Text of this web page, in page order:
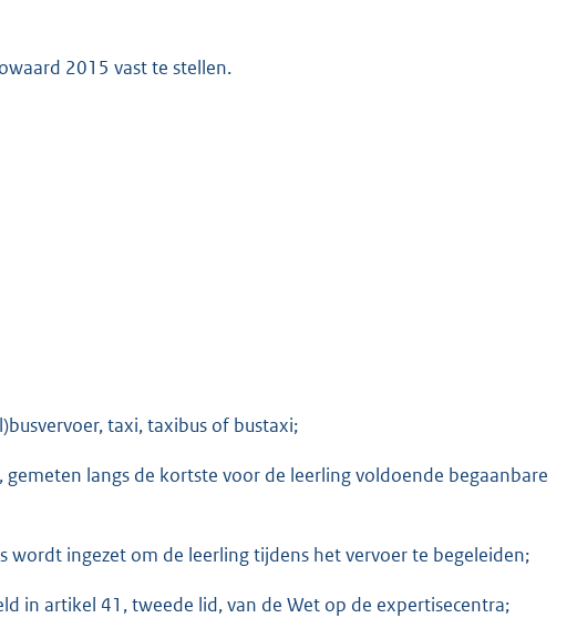
2015 vast te stellen.
taxi, taxibus of bustaxi;
langs de kortste voor de leerling voldoende begaanbare
wordt ingezet om de leerling tijdens het vervoer te begeleiden;
in artikel 41, tweede lid, van de Wet op de expertisecentra;